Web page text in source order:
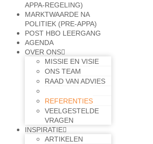
APPA-REGELING)
MARKTWAARDE NA
POLITIEK (PRE-APPA)
POST HBO LEERGANG
AGENDA
OVER ONS
MISSIE EN VISIE
ONS TEAM
RAAD VAN ADVIES
REFERENTIES
VEELGESTELDE
VRAGEN
INSPIRATIE
ARTIKELEN